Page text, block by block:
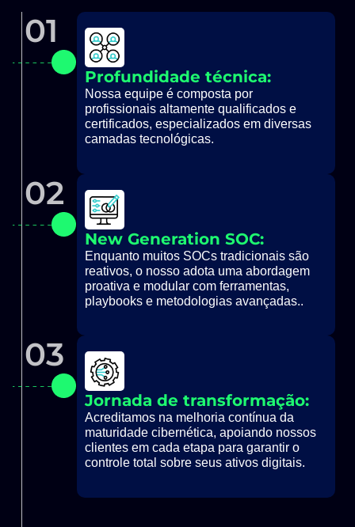
01
Profundidade técnica:
Nossa equipe é composta por
profissionais altamente qualificados e
certificados, especializados em diversas
camadas tecnológicas.
02
New Generation SOC:
Enquanto muitos SOCs tradicionais são
reativos, o nosso adota uma abordagem
proativa e modular com ferramentas,
playbooks e metodologias avançadas..
03
Jornada de transformação:
Acreditamos na melhoria contínua da
maturidade cibernética, apoiando nossos
clientes em cada etapa para garantir o
controle total sobre seus ativos digitais.